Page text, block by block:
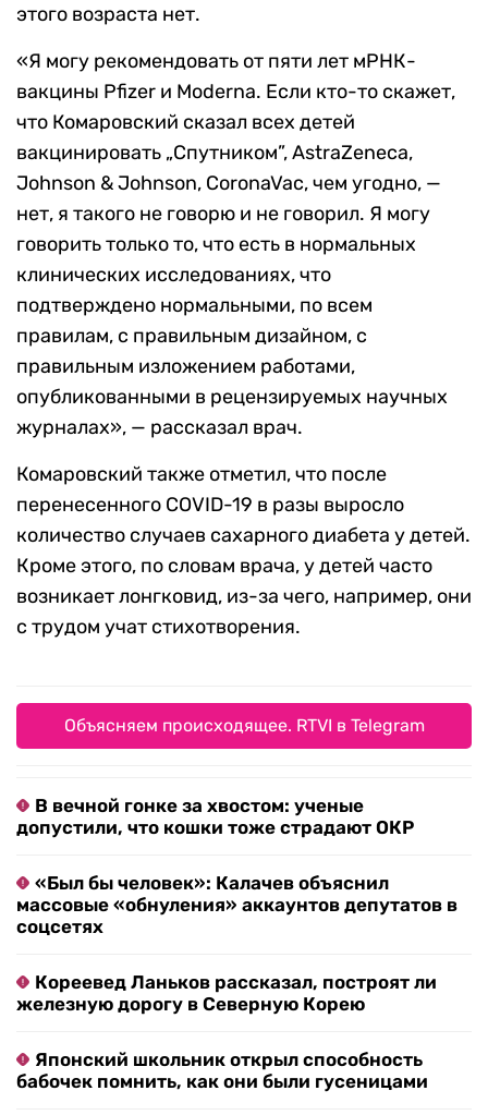
этого возраста нет.
«Я могу рекомендовать от пяти лет мРНК-
вакцины Pfizer и Moderna. Если кто-то скажет,
что Комаровский сказал всех детей
вакцинировать „Спутником”, AstraZeneca,
Johnson & Johnson, CoronaVac, чем угодно, —
нет, я такого не говорю и не говорил. Я могу
говорить только то, что есть в нормальных
клинических исследованиях, что
подтверждено нормальными, по всем
правилам, с правильным дизайном, с
правильным изложением работами,
опубликованными в рецензируемых научных
журналах», — рассказал врач.
Комаровский также отметил, что после
перенесенного COVID-19 в разы выросло
количество случаев сахарного диабета у детей.
Кроме этого, по словам врача, у детей часто
возникает лонгковид, из-за чего, например, они
с трудом учат стихотворения.
Объясняем происходящее. RTVI в Telegram
В вечной гонке за хвостом: ученые
допустили, что кошки тоже страдают ОКР
«Был бы человек»: Калачев объяснил
массовые «обнуления» аккаунтов депутатов в
соцсетях
Кореевед Ланьков рассказал, построят ли
железную дорогу в Северную Корею
Японский школьник открыл способность
бабочек помнить, как они были гусеницами